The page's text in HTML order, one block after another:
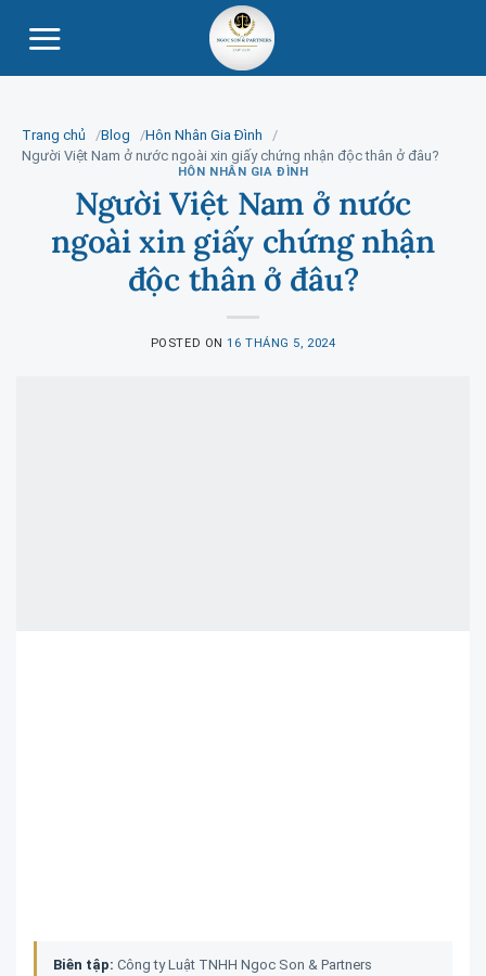
Trang chủ Blog
Hôn Nhân Gia Đình
Người Việt Nam ở nước ngoài xin giấy chứng nhận độc thân ở đâu?
HÔN NHÂN GIA ĐÌNH
Người Việt Nam ở nước
ngoài xin giấy chứng nhận
độc thân ở đâu?
POSTED ON16 THÁNG 5, 2024
Biên tập: Công ty Luật TNHH Ngoc Son & Partners